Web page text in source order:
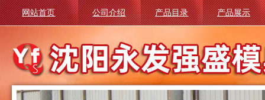
网站首页 公司介绍 产品目录 产品展示